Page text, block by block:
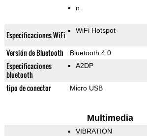
n
Especificaciones WiFi WiFi Hotspot
Versión de Bluetooth Bluetooth 4.0
Especificaciones
bluetooth
A2DP
tipo de conector Micro USB
Multimedia
VIBRATION